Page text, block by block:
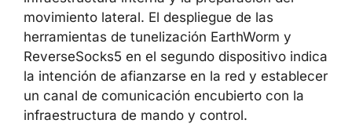
registro de PAN-OS.
La actividad posterior a la explotación incluyó
el enumerado de objetos de Active Directory,
un paso clásico para el reconocimiento de la
infraestructura interna y la preparación del